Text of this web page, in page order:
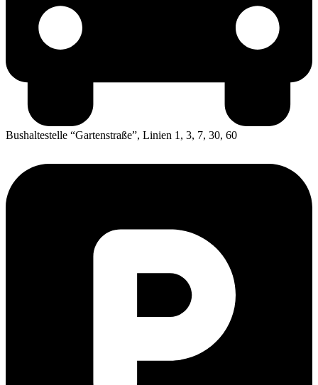
Bus­hal­te­stel­le “Gar­ten­stra­ße”, Lini­en 1, 3, 7, 30, 60